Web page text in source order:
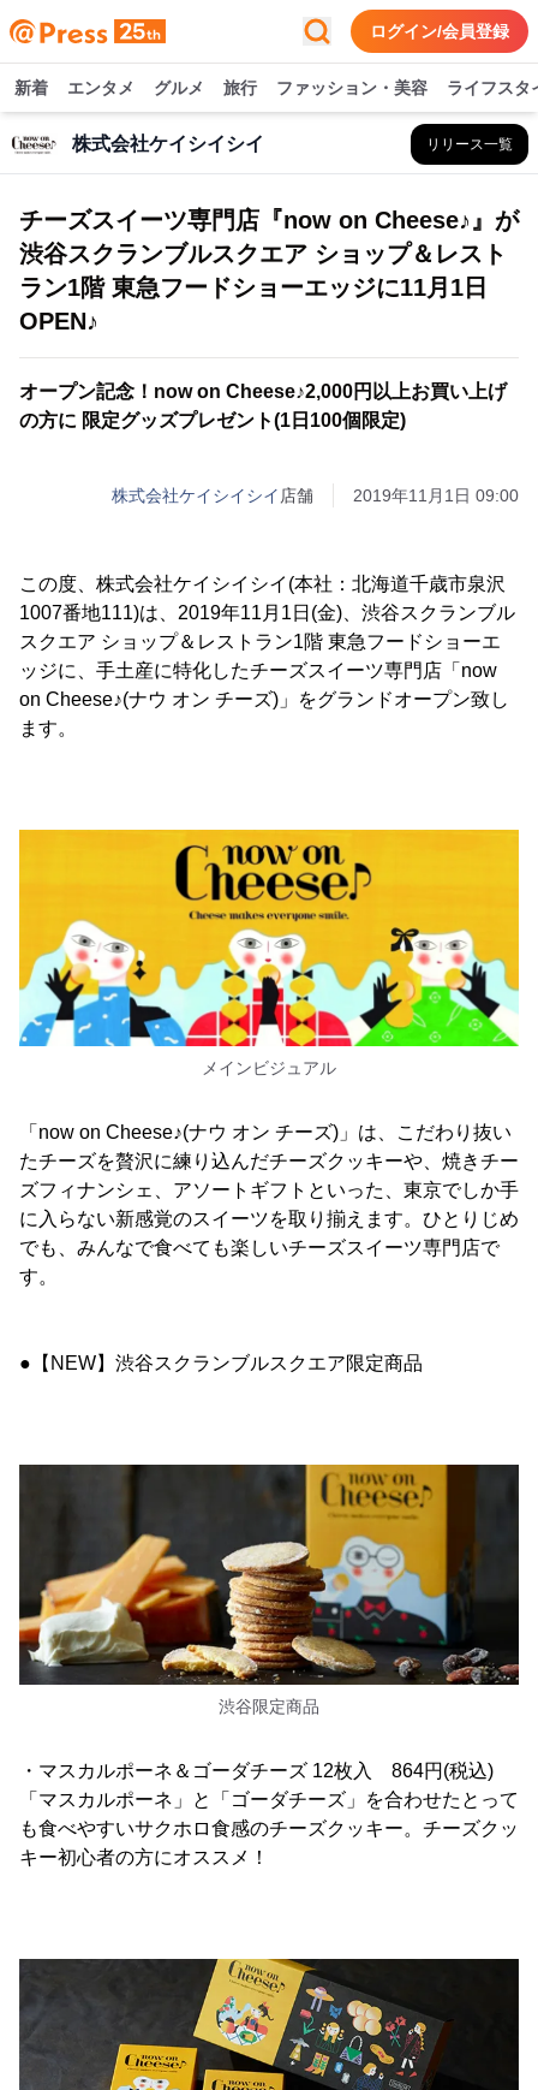
ログイン/会員登録
新着 エンタメ グルメ 旅行 ファッション・美容 ライフスタ
株式会社ケイシイシイ リリース一覧
チーズスイーツ専門店『now on Cheese♪』が
渋谷スクランブルスクエア ショップ＆レスト
ラン1階 東急フードショーエッジに11月1日
OPEN♪
オープン記念！now on Cheese♪2,000円以上お買い上げ
の方に 限定グッズプレゼント(1日100個限定)
株式会社ケイシイシイ 店舗 2019年11月1日 09:00
この度、株式会社ケイシイシイ(本社：北海道千歳市泉沢
1007番地111)は、2019年11月1日(金)、渋谷スクランブル
スクエア ショップ＆レストラン1階 東急フードショーエ
ッジに、手土産に特化したチーズスイーツ専門店「now
on Cheese♪(ナウ オン チーズ)」をグランドオープン致し
ます。
メインビジュアル
「now on Cheese♪(ナウ オン チーズ)」は、こだわり抜い
たチーズを贅沢に練り込んだチーズクッキーや、焼きチー
ズフィナンシェ、アソートギフトといった、東京でしか手
に入らない新感覚のスイーツを取り揃えます。ひとりじめ
でも、みんなで食べても楽しいチーズスイーツ専門店で
す。
●【NEW】渋谷スクランブルスクエア限定商品
渋谷限定商品
・マスカルポーネ＆ゴーダチーズ 12枚入 864円(税込)
「マスカルポーネ」と「ゴーダチーズ」を合わせたとって
も食べやすいサクホロ食感のチーズクッキー。チーズクッ
キー初心者の方にオススメ！